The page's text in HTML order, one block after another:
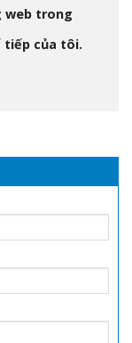
web trong
tiếp của tôi.